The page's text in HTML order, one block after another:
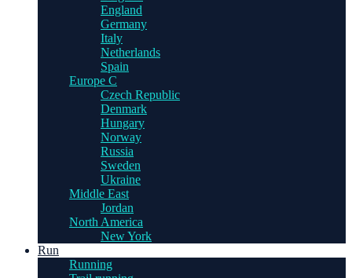
England
Germany
Italy
Netherlands
Spain
Europe C
Czech Republic
Denmark
Hungary
Norway
Russia
Sweden
Ukraine
Middle East
Jordan
North America
New York
Run
Running